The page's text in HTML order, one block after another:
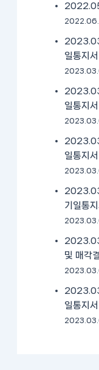
일통지
일통지
일통지
기일통
및 매각
일통지